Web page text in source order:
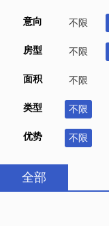
意向 不限
房型 不限
面积 不限
类型 不限
优势 不限
全部